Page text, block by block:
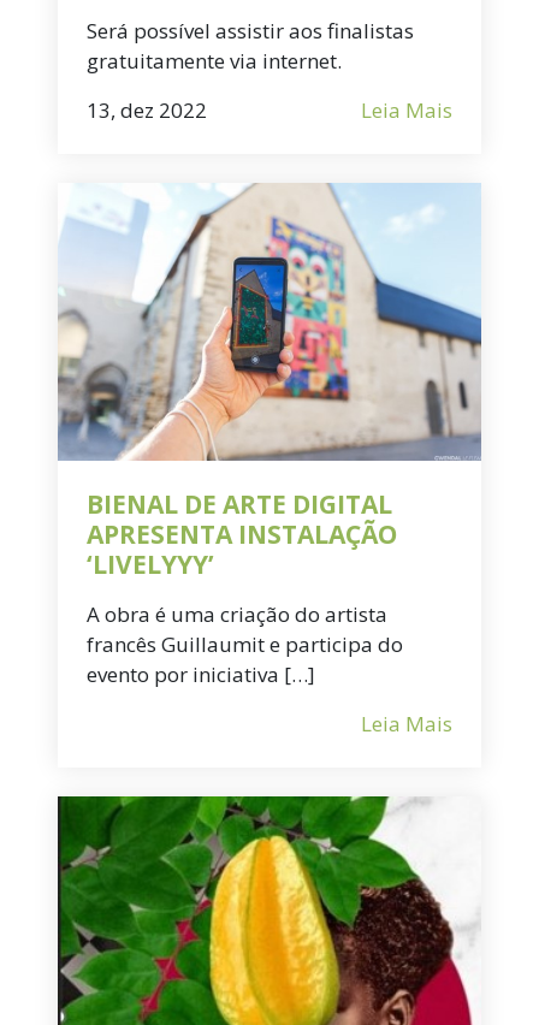
Será possível assistir aos finalistas
gratuitamente via internet.
13, dez 2022
Leia Mais
BIENAL DE ARTE DIGITAL
APRESENTA INSTALAÇÃO
‘LIVELYYY’
A obra é uma criação do artista
francês Guillaumit e participa do
evento por iniciativa […]
Leia Mais